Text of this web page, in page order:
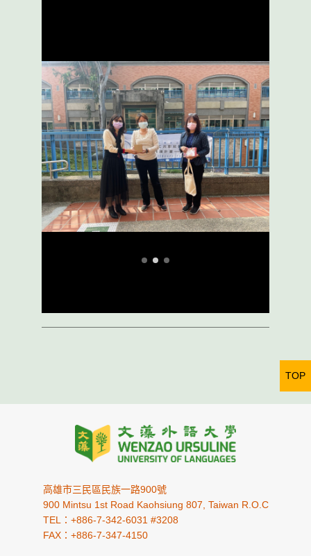
高雄市三民區民族一路900號
900 Mintsu 1st Road Kaohsiung 807, Taiwan R.O.C
TEL：+886-7-342-6031 #3208
FAX：+886-7-347-4150
TOP